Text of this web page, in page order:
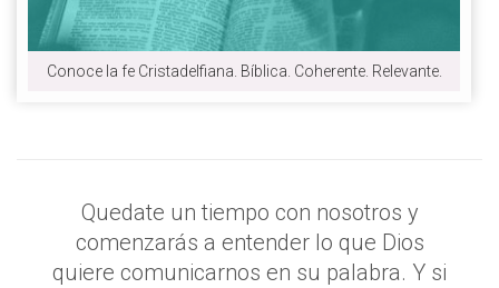
Conoce la fe Cristadelfiana. Bíblica. Coherente. Relevante.
Quedate un tiempo con nosotros y
comenzarás a entender lo que Dios
quiere comunicarnos en su palabra. Y si